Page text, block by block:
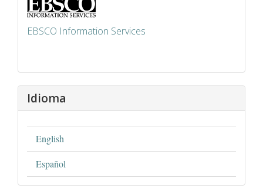
EBSCO Information Services
Idioma
English
Español